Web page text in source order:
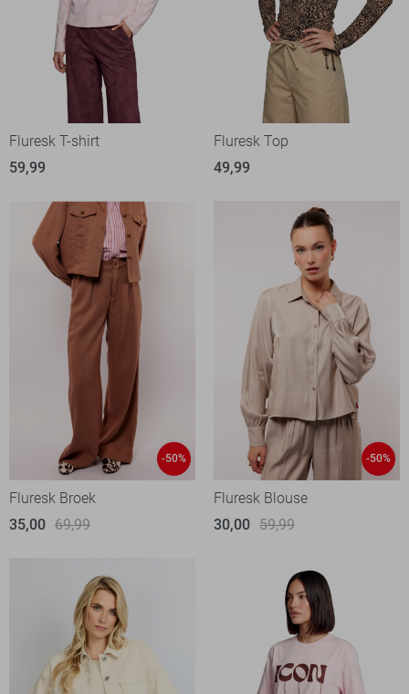
Fluresk T-shirt
59,99
Fluresk Top
49,99
-50%
Fluresk Broek
35,00 69,99
-50%
Fluresk Blouse
30,00 59,99